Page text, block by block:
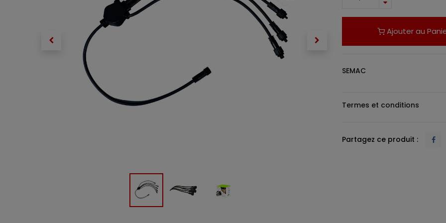
Ajouter au
SEMAC
Termes et conditions
Partagez ce produit :